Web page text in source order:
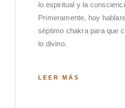
lo espiritual y la
Primeramente, hoy
séptimo chakra para que
lo divino.
LEER MÁS